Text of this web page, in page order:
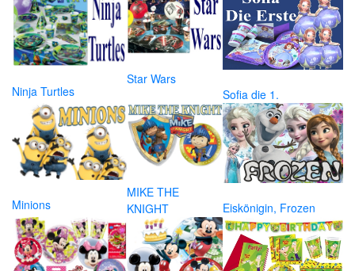
Ninja Turtles
Star Wars
Sofia die 1.
Minions
MIKE THE
KNIGHT
Eiskönigin, Frozen